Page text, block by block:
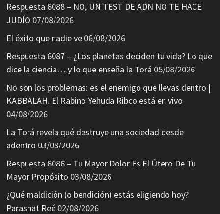
Respuesta 6088 – NO, UN TEST DE ADN NO TE HACE
JUDÍO 07/08/2026
El éxito que nadie ve 06/08/2026
Respuesta 6087 – ¿Los planetas deciden tu vida? Lo que
dice la ciencia… y lo que enseña la Torá 05/08/2026
No son los problemas: es el enemigo que llevas dentro |
KABBALAH. El Rabino Yehuda Ribco está en vivo
04/08/2026
La Torá revela qué destruye una sociedad desde
adentro 03/08/2026
Respuesta 6086 – Tu Mayor Dolor Es El Útero De Tu
Mayor Propósito 03/08/2026
¿Qué maldición (o bendición) estás eligiendo hoy?
Parashat Reé 02/08/2026